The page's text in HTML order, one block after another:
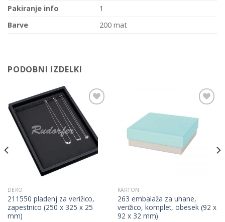
Pakiranje info
1
Barve
200 mat
PODOBNI IZDELKI
Add to
Wishlist
DEKO
211550 pladenj za verižico,
zapestnico (250 x 325 x 25
mm)
Add to
Wishlist
KARTON
263 embalaža za uhane,
verižico, komplet, obesek (92 x
92 x 32 mm)